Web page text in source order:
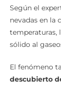
Según el
nevadas en la
temperaturas,
sólido al
El fenómeno
descubierto